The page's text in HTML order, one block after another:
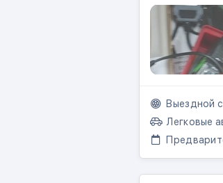
Выездной
Легковые